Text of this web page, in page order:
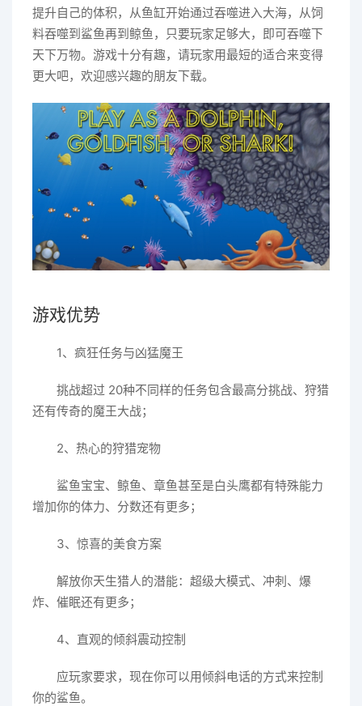
提升自己的体积，从鱼缸开始通过吞噬进入大海，从饲
料吞噬到鲨鱼再到鲸鱼，只要玩家足够大，即可吞噬下
天下万物。游戏十分有趣，请玩家用最短的适合来变得
更大吧，欢迎感兴趣的朋友下载。
游戏优势
1、疯狂任务与凶猛魔王
挑战超过 20种不同样的任务包含最高分挑战、狩猎
还有传奇的魔王大战；
2、热心的狩猎宠物
鲨鱼宝宝、鲸鱼、章鱼甚至是白头鹰都有特殊能力
增加你的体力、分数还有更多；
3、惊喜的美食方案
解放你天生猎人的潜能：超级大模式、冲刺、爆
炸、催眠还有更多；
4、直观的倾斜震动控制
应玩家要求，现在你可以用倾斜电话的方式来控制
你的鲨鱼。